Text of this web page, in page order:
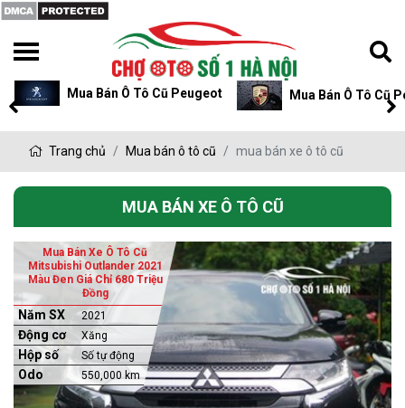
Mua Bán Ô Tô Cũ Porsche Mua Bán Ô Tô Cũ
Trang chủ Mua bán ô tô cũ mua bán xe ô tô cũ
MUA BÁN XE Ô TÔ CŨ
Mua Bán Xe Ô Tô Cũ
Mitsubishi Outlander 2021
Màu Đen Giá Chỉ 680 Triệu
Đồng
Năm SX 2021
Động cơ Xăng
Hộp số Số tự động
Odo 550,000 km